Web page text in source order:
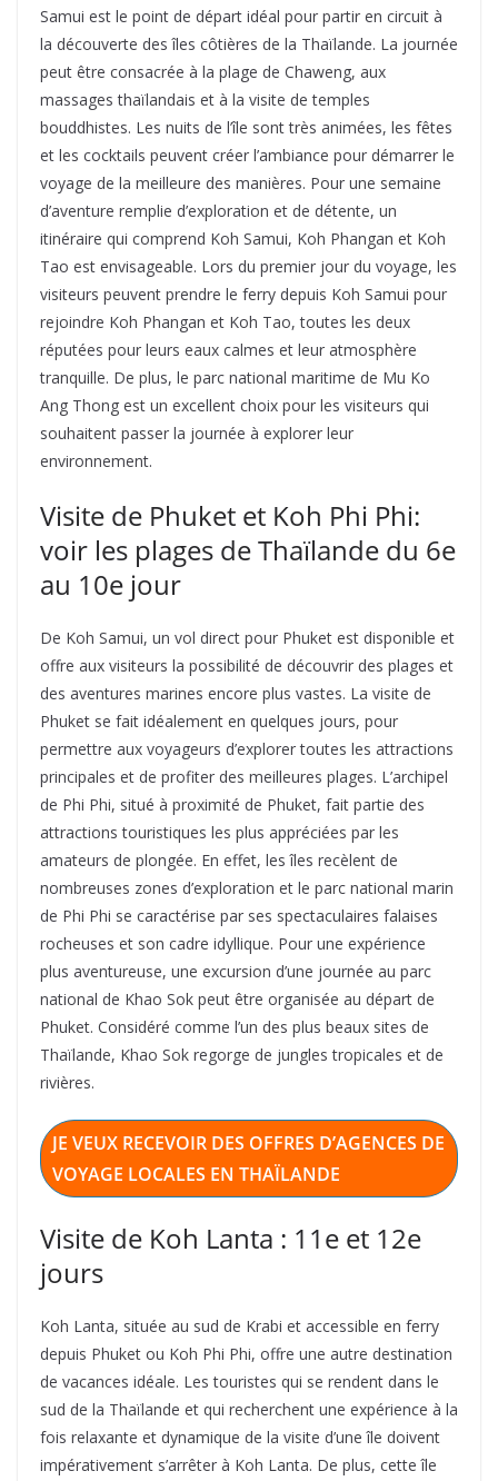
Samui est le point de départ idéal pour partir en circuit à
la découverte des îles côtières de la Thaïlande. La journée
peut être consacrée à la plage de Chaweng, aux
massages thaïlandais et à la visite de temples
bouddhistes. Les nuits de l’île sont très animées, les fêtes
et les cocktails peuvent créer l’ambiance pour démarrer le
voyage de la meilleure des manières. Pour une semaine
d’aventure remplie d’exploration et de détente, un
itinéraire qui comprend Koh Samui, Koh Phangan et Koh
Tao est envisageable. Lors du premier jour du voyage, les
visiteurs peuvent prendre le ferry depuis Koh Samui pour
rejoindre Koh Phangan et Koh Tao, toutes les deux
réputées pour leurs eaux calmes et leur atmosphère
tranquille. De plus, le parc national maritime de Mu Ko
Ang Thong est un excellent choix pour les visiteurs qui
souhaitent passer la journée à explorer leur
environnement.
Visite de Phuket et Koh Phi Phi:
voir les plages de Thaïlande du 6e
au 10e jour
De Koh Samui, un vol direct pour Phuket est disponible et
offre aux visiteurs la possibilité de découvrir des plages et
des aventures marines encore plus vastes. La visite de
Phuket se fait idéalement en quelques jours, pour
permettre aux voyageurs d’explorer toutes les attractions
principales et de profiter des meilleures plages. L’archipel
de Phi Phi, situé à proximité de Phuket, fait partie des
attractions touristiques les plus appréciées par les
amateurs de plongée. En effet, les îles recèlent de
nombreuses zones d’exploration et le parc national marin
de Phi Phi se caractérise par ses spectaculaires falaises
rocheuses et son cadre idyllique. Pour une expérience
plus aventureuse, une excursion d’une journée au parc
national de Khao Sok peut être organisée au départ de
Phuket. Considéré comme l’un des plus beaux sites de
Thaïlande, Khao Sok regorge de jungles tropicales et de
rivières.
JE VEUX RECEVOIR DES OFFRES D’AGENCES DE
VOYAGE LOCALES EN THAÏLANDE
Visite de Koh Lanta : 11e et 12e
jours
Koh Lanta, située au sud de Krabi et accessible en ferry
depuis Phuket ou Koh Phi Phi, offre une autre destination
de vacances idéale. Les touristes qui se rendent dans le
sud de la Thaïlande et qui recherchent une expérience à la
fois relaxante et dynamique de la visite d’une île doivent
impérativement s’arrêter à Koh Lanta. De plus, cette île